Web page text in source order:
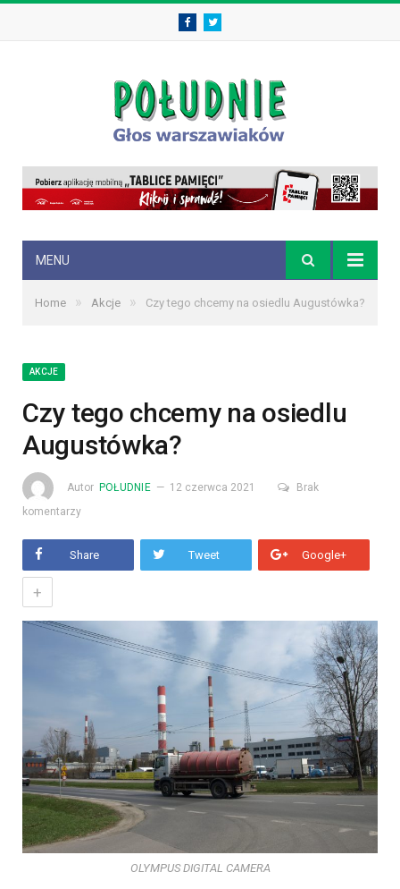
FacebookTwitter
MENU
Home » Akcje » Czy tego chcemy na osiedlu Augustówka?
AKCJE
Czy tego chcemy na osiedlu
Augustówka?
Autor POŁUDNIE 12 czerwca 2021
Brak
komentarzy
Share Tweet Google+
+
OLYMPUS DIGITAL CAMERA